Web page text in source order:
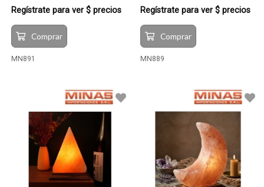
Regístrate para ver $ precios
Comprar
MN891
Regístrate para ver $ precios
Comprar
MN889